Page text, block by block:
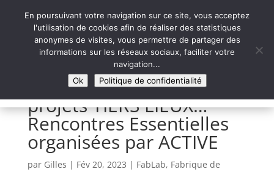
Syntaxe Erreur 2.0
LE NUMÉRIQUE SOLIDAIRE
projets TIERS LIEUX…
Rencontres Essentielles
organisées par ACTIVE
par Gilles | Fév 20, 2023 | FabLab, Fabrique de
En poursuivant votre navigation sur ce site, vous acceptez
l'utilisation de cookies afin de réaliser des statistiques
anonymes de visites, vous permettre de partager des
informations sur les réseaux sociaux, faciliter votre
navigation...
Ok
Politique de confidentialité